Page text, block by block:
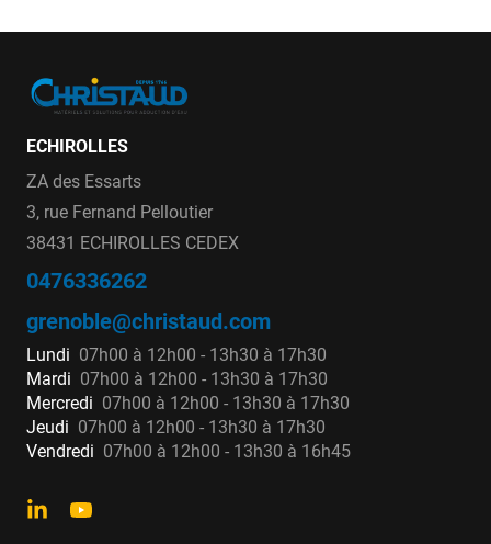
ECHIROLLES
ZA des Essarts
3, rue Fernand Pelloutier
38431 ECHIROLLES CEDEX
0476336262
grenoble@christaud.com
Lundi 07h00 à 12h00 - 13h30 à 17h30
Mardi 07h00 à 12h00 - 13h30 à 17h30
Mercredi 07h00 à 12h00 - 13h30 à 17h30
Jeudi 07h00 à 12h00 - 13h30 à 17h30
Vendredi 07h00 à 12h00 - 13h30 à 16h45